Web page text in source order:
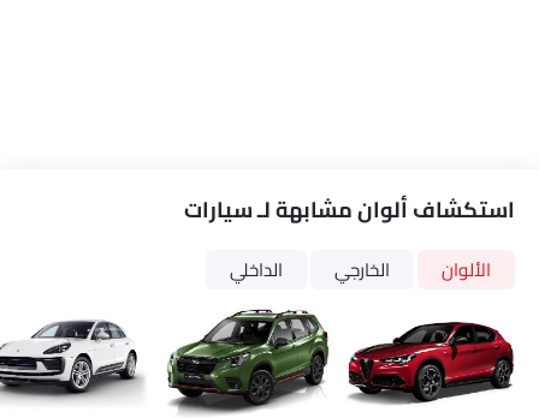
استكشاف ألوان مشابهة لـ سيارات
الألوان الخارجي الداخلي